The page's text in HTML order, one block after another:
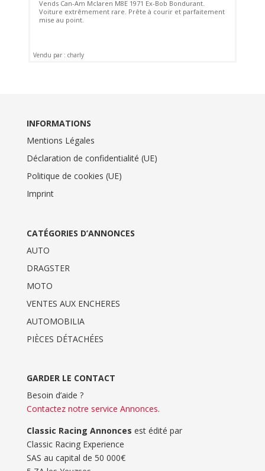
Vends Can-Am Mclaren M8E 1971 Ex-Bob Bondurant.
Voiture extrêmement rare. Prête à courir et parfaitement
mise au point.
Vendu par : charly
INFORMATIONS
Mentions Légales
Déclaration de confidentialité (UE)
Politique de cookies (UE)
Imprint
CATÉGORIES D’ANNONCES
AUTO
DRAGSTER
MOTO
VENTES AUX ENCHERES
AUTOMOBILIA
PIÈCES DÉTACHÉES
GARDER LE CONTACT
Besoin d’aide ?
Contactez notre service Annonces.
Classic Racing Annonces est édité par
Classic Racing Experience
SAS au capital de 50 000€